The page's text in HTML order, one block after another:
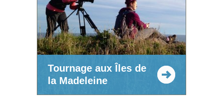
Tournage aux Îles de
la Madeleine